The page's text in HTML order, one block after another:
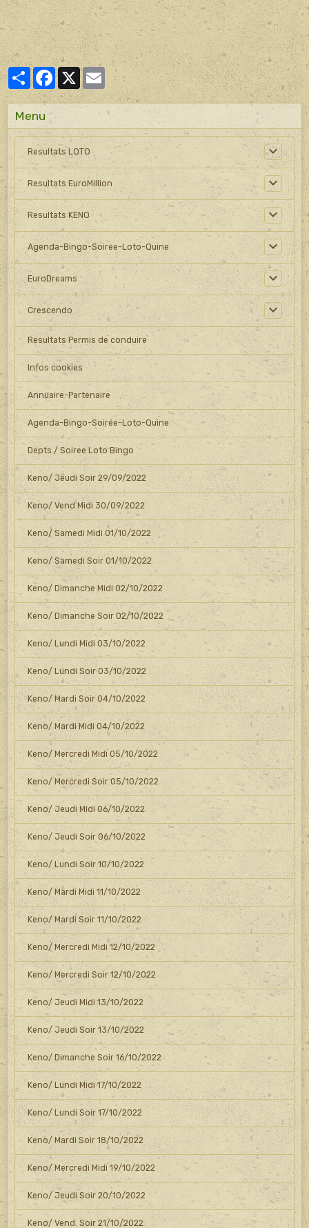
PartagerFacebook
X Email
Menu
Resultats LOTO
Resultats EuroMillion
Resultats KENO
Agenda-Bingo-Soiree-Loto-Quine
EuroDreams
Crescendo
Resultats Permis de conduire
Infos cookies
Annuaire-Partenaire
Agenda-Bingo-Soirée-Loto-Quine
Depts / Soiree Loto Bingo
Keno/ Jeudi Soir 29/09/2022
Keno/ Vend Midi 30/09/2022
Keno/ Samedi Midi 01/10/2022
Keno/ Samedi Soir 01/10/2022
Keno/ Dimanche Midi 02/10/2022
Keno/ Dimanche Soir 02/10/2022
Keno/ Lundi Midi 03/10/2022
Keno/ Lundi Soir 03/10/2022
Keno/ Mardi Soir 04/10/2022
Keno/ Mardi Midi 04/10/2022
Keno/ Mercredi Midi 05/10/2022
Keno/ Mercredi Soir 05/10/2022
Keno/ Jeudi Midi 06/10/2022
Keno/ Jeudi Soir 06/10/2022
Keno/ Lundi Soir 10/10/2022
Keno/ Mardi Midi 11/10/2022
Keno/ Mardi Soir 11/10/2022
Keno/ Mercredi Midi 12/10/2022
Keno/ Mercredi Soir 12/10/2022
Keno/ Jeudi Midi 13/10/2022
Keno/ Jeudi Soir 13/10/2022
Keno/ Dimanche Soir 16/10/2022
Keno/ Lundi Midi 17/10/2022
Keno/ Lundi Soir 17/10/2022
Keno/ Mardi Soir 18/10/2022
Keno/ Mercredi Midi 19/10/2022
Keno/ Jeudi Soir 20/10/2022
Keno/ Vend. Soir 21/10/2022